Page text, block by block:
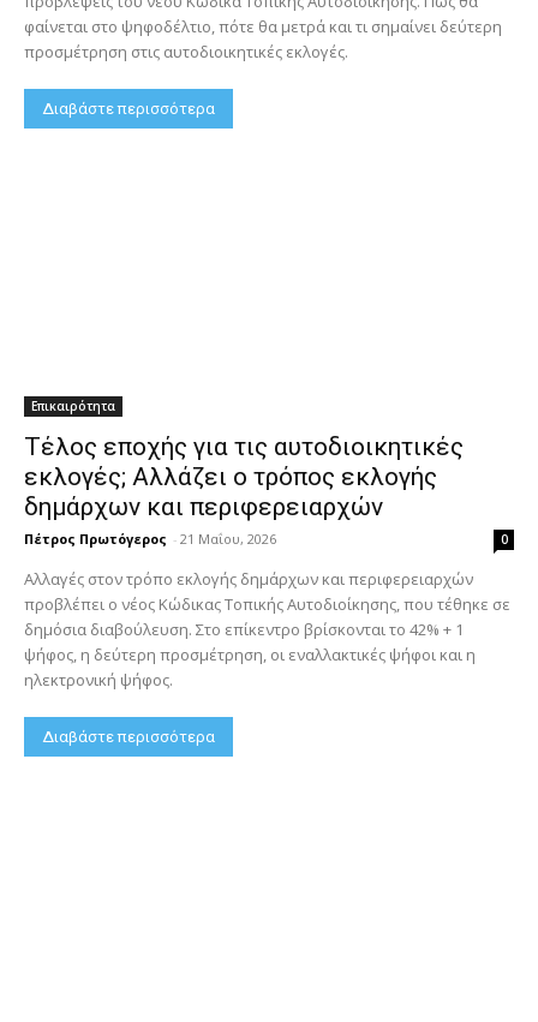
φαίνεται στο ψηφοδέλτιο, πότε θα μετρά και τι σημαίνει δεύτερη
προσμέτρηση στις αυτοδιοικητικές εκλογές.
Διαβάστε περισσότερα
Επικαιρότητα
Τέλος εποχής για τις αυτοδιοικητικές
εκλογές; Αλλάζει ο τρόπος εκλογής
δημάρχων και περιφερειαρχών
Πέτρος Πρωτόγερος - 21 Μαΐου, 2026 0
Αλλαγές στον τρόπο εκλογής δημάρχων και περιφερειαρχών
προβλέπει ο νέος Κώδικας Τοπικής Αυτοδιοίκησης, που τέθηκε σε
δημόσια διαβούλευση. Στο επίκεντρο βρίσκονται το 42% + 1
ψήφος, η δεύτερη προσμέτρηση, οι εναλλακτικές ψήφοι και η
ηλεκτρονική ψήφος.
Διαβάστε περισσότερα